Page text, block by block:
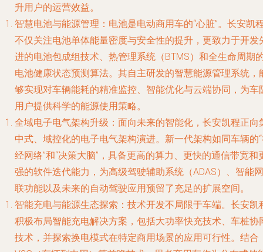
升用户的运营效益。
智慧电池与能源管理 ：电池是电动商用车的“心脏”。长安凯
不仅关注电池单体能量密度与安全性的提升，更致力于开发
进的电池包成组技术、热管理系统（BTMS）和全生命周期
电池健康状态预测算法。其自主研发的智慧能源管理系统，
够实现对车辆能耗的精准监控、智能优化与云端协同，为车
用户提供科学的能源使用策略。
全域电子电气架构升级 ：面向未来的智能化，长安凯程正向
中式、域控化的电子电气架构演进。新一代架构如同车辆的
经网络”和“决策大脑”，具备更高的算力、更快的通信带宽和
强的软件迭代能力，为高级驾驶辅助系统（ADAS）、智能网
联功能以及未来的自动驾驶应用预留了充足的扩展空间。
智能充电与能源生态探索 ：技术开发不局限于车端。长安凯
积极布局智能充电解决方案，包括大功率快充技术、车桩协
技术，并探索换电模式在特定商用场景的应用可行性。结合